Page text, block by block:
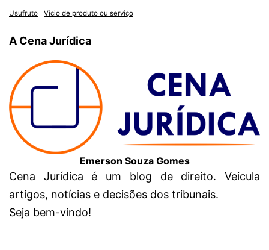
Usufruto Vício de produto ou serviço
A Cena Jurídica
Emerson Souza Gomes
Cena Jurídica é um blog de direito. Veicula
artigos, notícias e decisões dos tribunais.
Seja bem-vindo!